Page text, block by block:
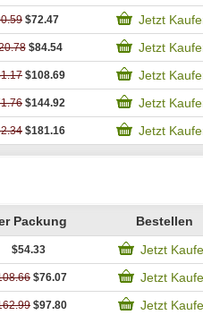
$72.47 Jetzt
$84.54 Jetzt
$108.69 Jetzt
$144.92 Jetzt
$181.16 Jetzt
Packung Bestellen
$54.33 Jetzt
$76.07 Jetzt
$97.80 Jetzt